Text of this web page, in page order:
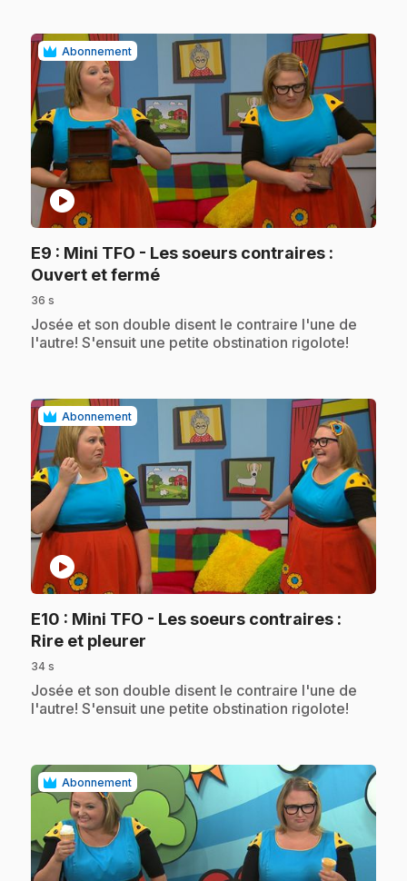
Abonnement
play_circle
E9 : Mini TFO - Les soeurs contraires :
Ouvert et fermé.
36 s
.Josée et son double disent le contraire l'une de
l'autre! S'ensuit une petite obstination rigolote!
Abonnement
play_circle
E10 : Mini TFO - Les soeurs contraires :
Rire et pleurer
34 s
.Josée et son double disent le contraire l'une de
l'autre! S'ensuit une petite obstination rigolote!
Abonnement